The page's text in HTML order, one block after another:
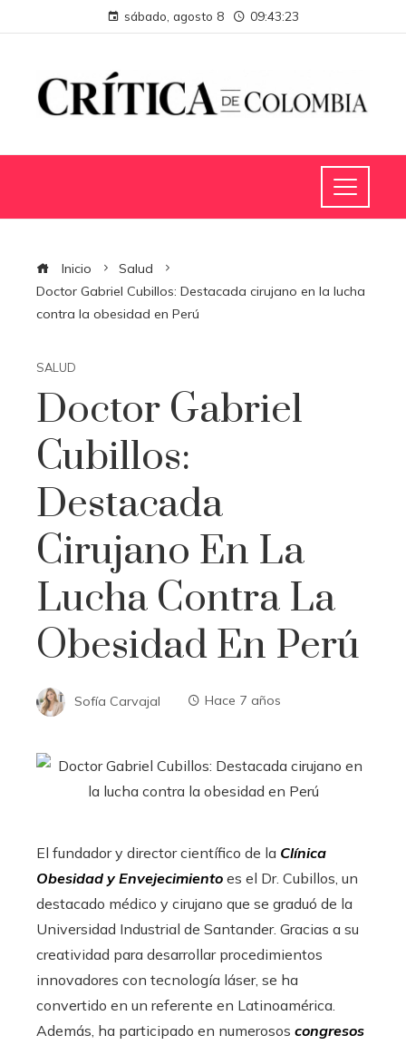
sábado, agosto 8 09:43:24
Inicio
Salud
Doctor Gabriel Cubillos: Destacada cirujano en la lucha
contra la obesidad en Perú
SALUD
Doctor Gabriel
Cubillos:
Destacada
Cirujano En La
Lucha Contra La
Obesidad En Perú
Sofía Carvajal Hace 7 años
El fundador y director científico de la Clínica
Obesidad y Envejecimiento es el Dr. Cubillos, un
destacado médico y cirujano que se graduó de la
Universidad Industrial de Santander. Gracias a su
creatividad para desarrollar procedimientos
innovadores con tecnología láser, se ha
convertido en un referente en Latinoamérica.
Además, ha participado en numerosos congresos